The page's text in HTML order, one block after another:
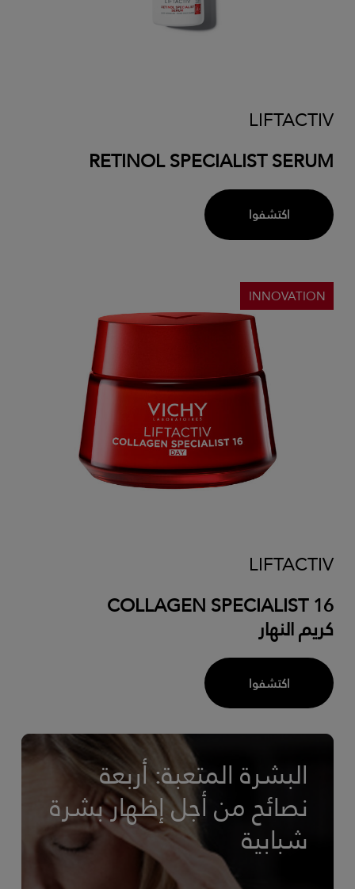
LIFTACTIV
RETINOL SPECIALIST SERUM
اكتشفوا
INNOVATION
LIFTACTIV
COLLAGEN SPECIALIST 16
كريم النهار
اكتشفوا
البشرة المتعبة: أربعة
نصائح من أجل إظهار بشرة
شبابية